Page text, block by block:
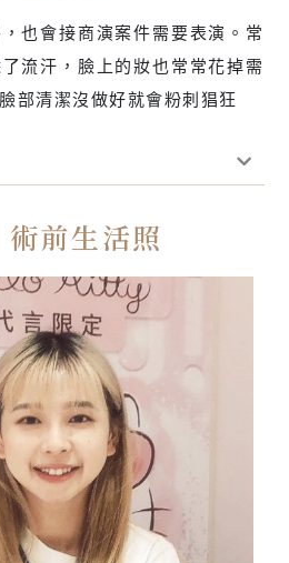
也會接商演案件需要表演。常
流汗，臉上的妝也常常花掉需
部清潔沒做好就會粉刺猖狂
前生活照